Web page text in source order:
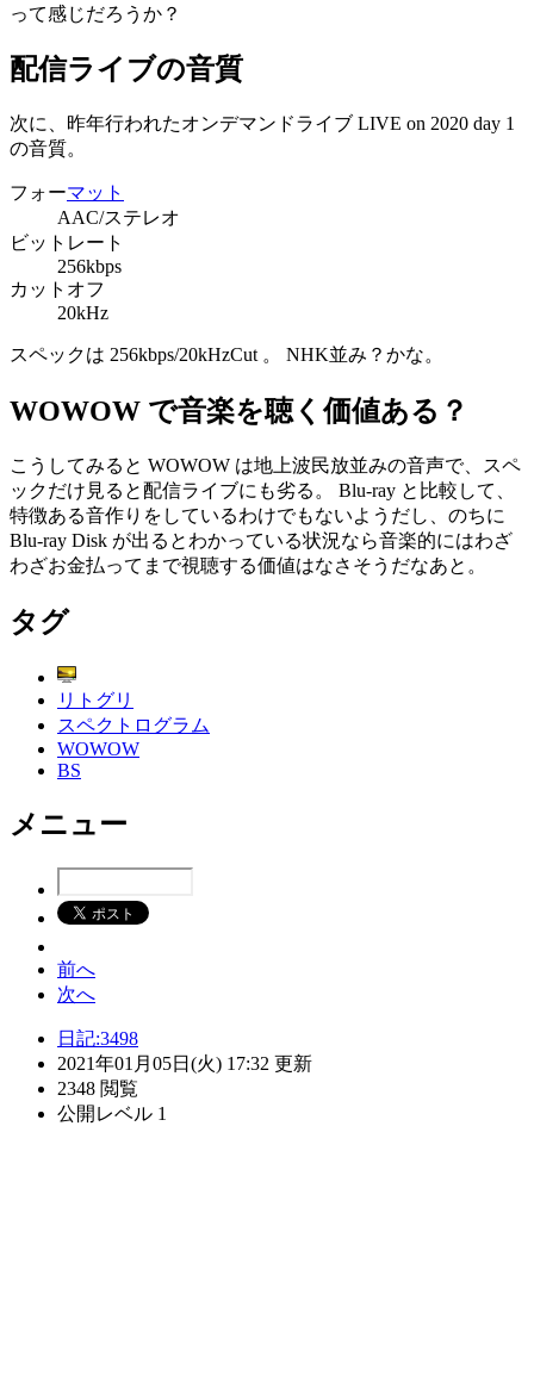
って感じだろうか？
配信ライブの音質
次に、昨年行われたオンデマンドライブ LIVE on 2020 day 1
の音質。
フォーマット
AAC/ステレオ
ビットレート
256kbps
カットオフ
20kHz
スペックは 256kbps/20kHzCut 。 NHK並み？かな。
WOWOW で音楽を聴く価値ある？
こうしてみると WOWOW は地上波民放並みの音声で、スペ
ックだけ見ると配信ライブにも劣る。 Blu-ray と比較して、
特徴ある音作りをしているわけでもないようだし、のちに
Blu-ray Disk が出るとわかっている状況なら音楽的にはわざ
わざお金払ってまで視聴する価値はなさそうだなあと。
タグ
リトグリ
スペクトログラム
WOWOW
BS
メニュー
前へ
次へ
日記:3498
2021年01月05日(火) 17:32 更新
2348 閲覧
公開レベル 1